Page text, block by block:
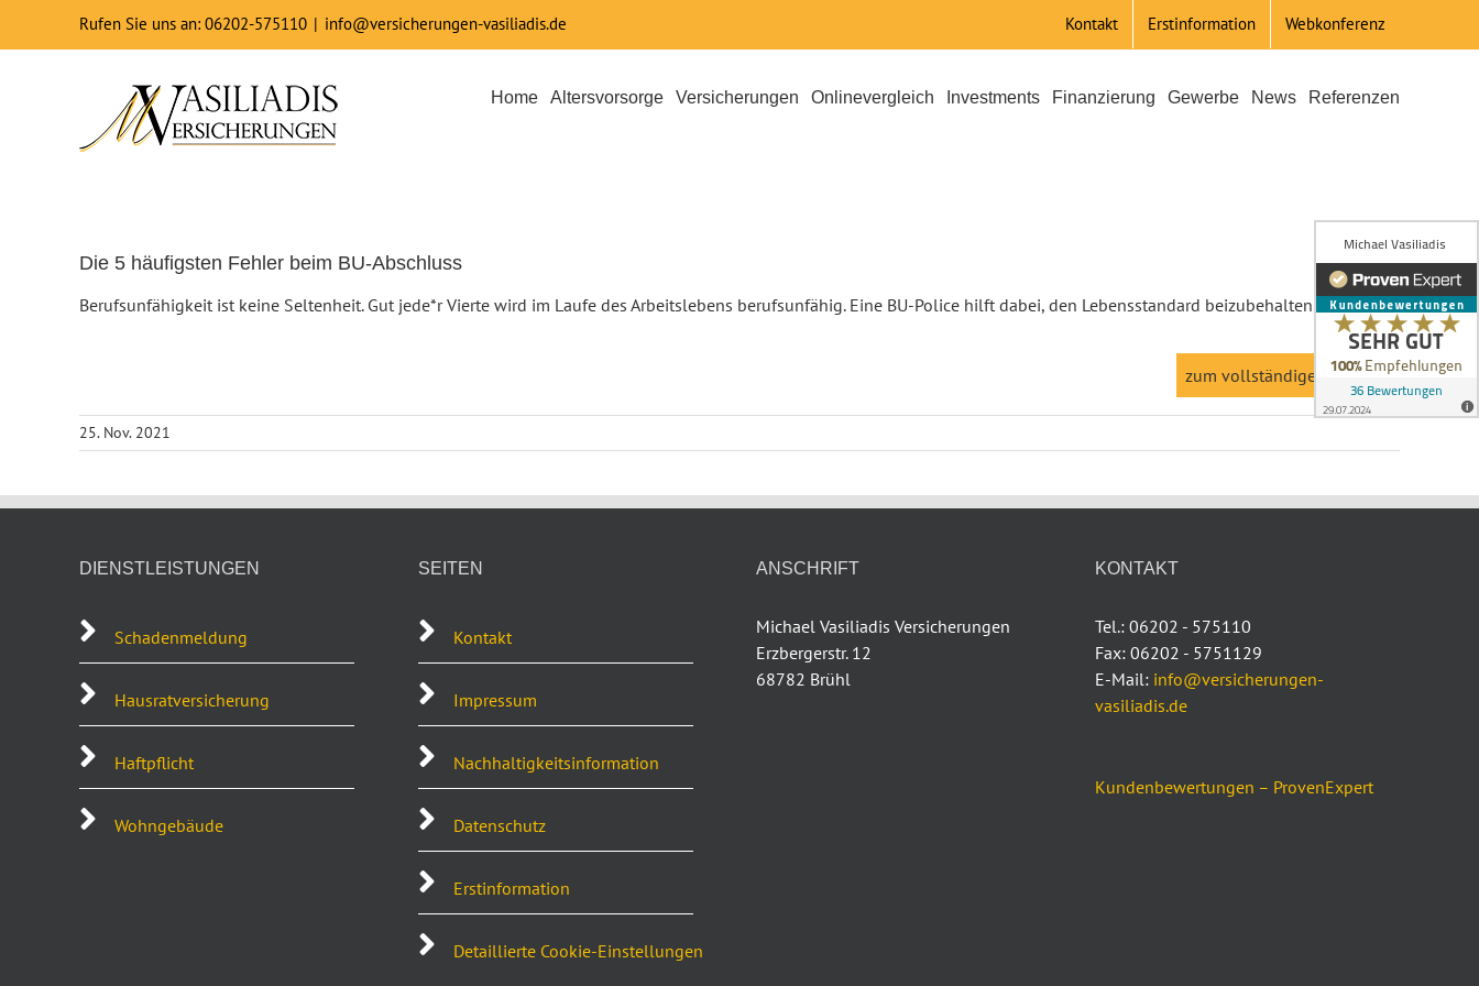
Rufen Sie uns an: 06202-575110 | info@versicherungen-vasiliadis.de Kontakt Erstinformation Webkonferenz
Home Altersvorsorge Versicherungen Onlinevergleich Investments Finanzierung Gewerbe News Referenzen
Die 5 häufigsten Fehler beim BU-Abschluss
Berufsunfähigkeit ist keine Seltenheit. Gut jede*r Vierte wird im Laufe des Arbeitslebens berufsunfähig. Eine BU-Police hilft dabei, den Lebensstandard beizubehalten.
zum vollständigen Artikel >
25. Nov. 2021
DIENSTLEISTUNGEN
Schadenmeldung
Hausratversicherung
Haftpflicht
Wohngebäude
SEITEN
Kontakt
Impressum
Nachhaltigkeitsinformation
Datenschutz
Erstinformation
Detaillierte Cookie-Einstellungen
ANSCHRIFT
Michael Vasiliadis Versicherungen
Erzbergerstr. 12
68782 Brühl
KONTAKT
Tel.: 06202 - 575110
Fax: 06202 - 5751129
E-Mail: info@versicherungen-
vasiliadis.de
Kundenbewertungen – ProvenExpert